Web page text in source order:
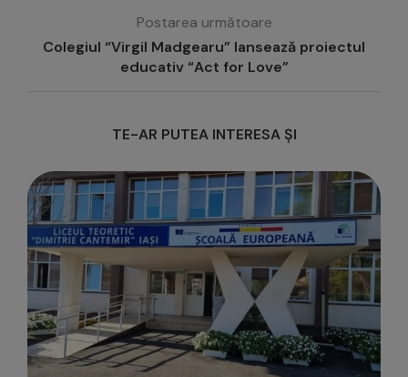
Postarea următoare
Colegiul “Virgil Madgearu” lansează proiectul
educativ “Act for Love”
TE-AR PUTEA INTERESA ȘI